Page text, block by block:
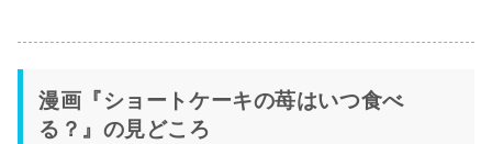
漫画『ショートケーキの苺はいつ食べ
る？』の見どころ